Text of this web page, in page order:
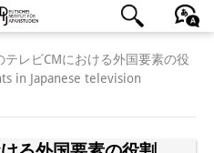
語 English Deutsch
テレビCMにおける外国要素の役
in Japanese television